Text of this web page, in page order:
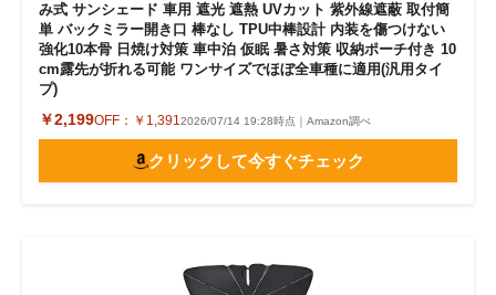
み式 サンシェード 車用 遮光 遮熱 UVカット 紫外線遮蔽 取付簡
単 バックミラー開き口 棒なし TPU中棒設計 内装を傷つけない
強化10本骨 日焼け対策 車中泊 仮眠 暑さ対策 収納ポーチ付き 10
cm露先が折れる可能 ワンサイズでほぼ全車種に適用(汎用タイ
プ)
￥2,199OFF： ￥1,3912026/07/14 19:28時点｜Amazon調べ
クリックして今すぐチェック